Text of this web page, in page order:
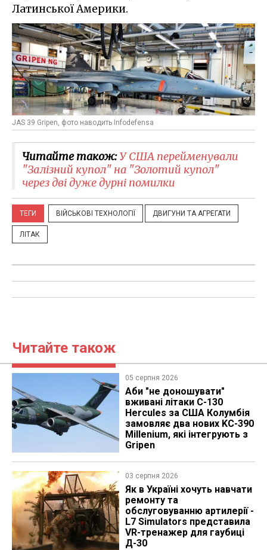
Латинської Америки.
JAS 39 Gripen, фото наводить Infodefensa
Читайте також:У США перейменували
"Залізний купол" на "Золотий купол"
через дві дуже дурні помилки
ТЕГИ ВІЙСЬКОВІ ТЕХНОЛОГІЇ ДВИГУНИ ТА АГРЕГАТИ
ЛІТАК
Читайте також
05 серпня 2026
Аби "не доношувати"
вживані літаки C-130
Hercules за США Колумбія
замовляє два нових KC-390
Millenium, які інтегрують з
Gripen
03 серпня 2026
Як в Україні хочуть навчати
ремонту та
обслуговуванню артилерії -
L7 Simulators представила
VR-тренажер для гаубиці
Д-30